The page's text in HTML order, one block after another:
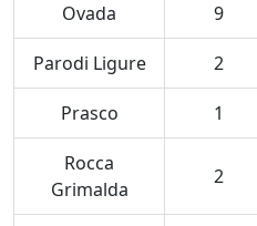
Ovada 9
Parodi Ligure 2
Prasco 1
Rocca
Grimalda
2